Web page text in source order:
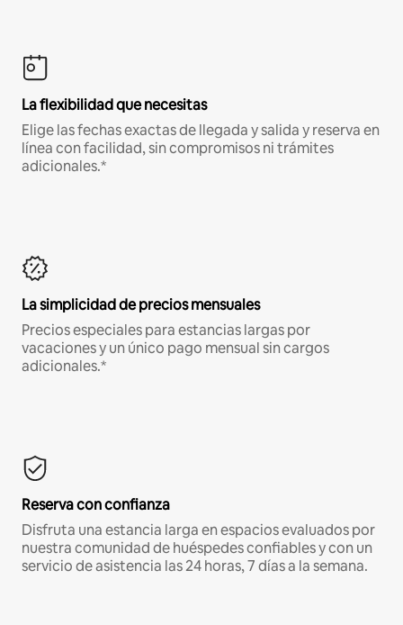
La flexibilidad que necesitas
Elige las fechas exactas de llegada y salida y reserva en
línea con facilidad, sin compromisos ni trámites
adicionales.*
La simplicidad de precios mensuales
Precios especiales para estancias largas por
vacaciones y un único pago mensual sin cargos
adicionales.*
Reserva con confianza
Disfruta una estancia larga en espacios evaluados por
nuestra comunidad de huéspedes confiables y con un
servicio de asistencia las 24 horas, 7 días a la semana.